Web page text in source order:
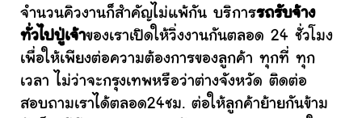
จำนวนคิวงานก็สำคัญไม่แพ้กัน บริการรถรับจ้าง
ทั่วไปปู่เจ้าของเราเปิดให้วิ่งงานกันตลอด 24 ชั่วโมง
เพื่อให้เพียงต่อความต้องการของลูกค้า ทุกที่ ทุก
เวลา ไม่ว่าจะกรุงเทพหรือว่าต่างจังหวัด ติดต่อ
สอบถามเราได้ตลอด24ชม. ต่อให้ลูกค้าย้ายกันข้าม